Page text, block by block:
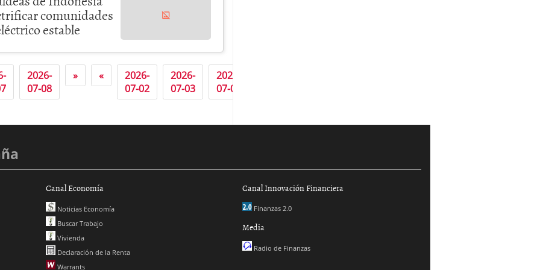
comunidades
estable
2026-
07-08
» «
2026-
07-02
2026-
07-03
2026-
07-07
Canal Economía
Noticias Economía
Buscar Trabajo
Vivienda
Declaración de la Renta
Warrants
Canal Innovación Financiera
Finanzas 2.0
Media
Radio de Finanzas